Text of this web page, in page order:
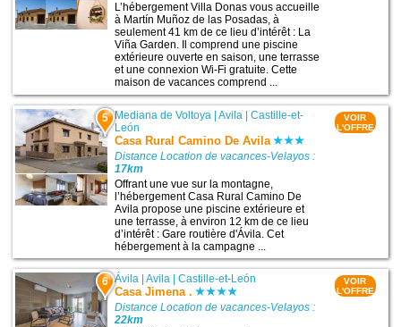
L’hébergement Villa Donas vous accueille
à Martín Muñoz de las Posadas, à
seulement 41 km de ce lieu d’intérêt : La
Viña Garden. Il comprend une piscine
extérieure ouverte en saison, une terrasse
et une connexion Wi-Fi gratuite. Cette
maison de vacances comprend ...
5 Mediana de Voltoya |Avila |Castille-et-
León
Casa Rural Camino De Avila
Distance Location de vacances-Velayos :
17km
Offrant une vue sur la montagne,
l’hébergement Casa Rural Camino De
Avila propose une piscine extérieure et
une terrasse, à environ 12 km de ce lieu
d’intérêt : Gare routière d'Ávila. Cet
hébergement à la campagne ...
VOIR
L'OFFRE
6 Ávila |Avila |Castille-et-León
Casa Jimena .
Distance Location de vacances-Velayos :
22km
VOIR
L'OFFRE